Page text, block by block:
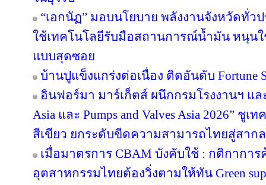
“เอกนัฏ” มอบนโยบาย พลังงานจังหวัดทั่
ใช้เทคโนโลยีรับมือสถานการณ์น้ำมัน หนุนใ
แบบสุดซอย
บ้านปูแข็งแกร่งต่อเนื่อง ติดอันดับ Fortune
อินฟอร์มา มาร์เก็ตส์ ผนึกกรมโรงงานฯ แ
Asia และ Pumps and Valves Asia 2026”
สีเขียว ยกระดับขีดความสามารถไทยสู่สากล
เมื่อมาตรการ CBAM บังคับใช้ : กติกากา
อุตสาหกรรมไทยต้องวิ่งตามให้ทัน Green